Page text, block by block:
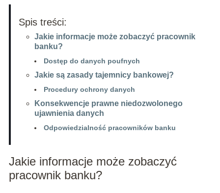
Spis treści:
Jakie informacje może zobaczyć pracownik
banku?
Dostęp do danych poufnych
Jakie są zasady tajemnicy bankowej?
Procedury ochrony danych
Konsekwencje prawne niedozwolonego
ujawnienia danych
Odpowiedzialność pracowników banku
Jakie informacje może zobaczyć
pracownik banku?